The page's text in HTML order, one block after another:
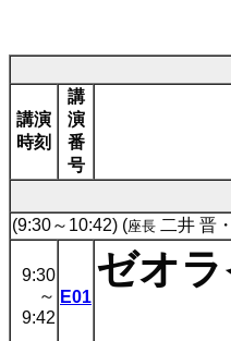
講演
時刻
講
演
番
号
(9:30～10:42) (座長 二井 晋
9:30
～
9:42
E01
ゼオ